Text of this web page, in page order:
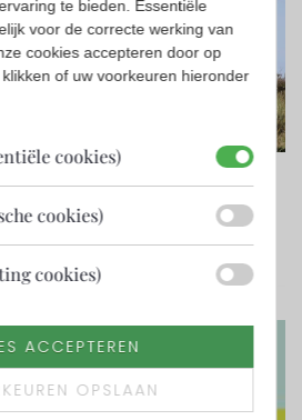
in Harmonie: Een paar
te bieden. Essentiële
voor de correcte werking van
cookies accepteren door op
of uw voorkeuren hieronder
cookies)
cookies)
cookies)
ACCEPTEREN
OPSLAAN